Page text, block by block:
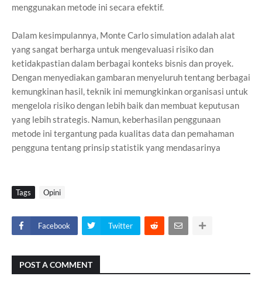
menggunakan metode ini secara efektif.
Dalam kesimpulannya, Monte Carlo simulation adalah alat
yang sangat berharga untuk mengevaluasi risiko dan
ketidakpastian dalam berbagai konteks bisnis dan proyek.
Dengan menyediakan gambaran menyeluruh tentang berbagai
kemungkinan hasil, teknik ini memungkinkan organisasi untuk
mengelola risiko dengan lebih baik dan membuat keputusan
yang lebih strategis. Namun, keberhasilan penggunaan
metode ini tergantung pada kualitas data dan pemahaman
pengguna tentang prinsip statistik yang mendasarinya
Tags Opini
Facebook Twitter
POST A COMMENT